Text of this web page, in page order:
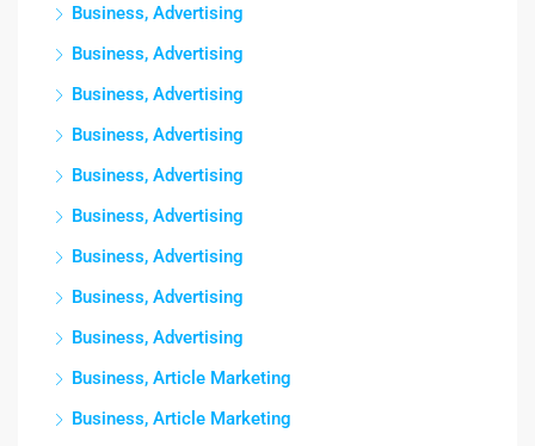
Business, Advertising
Business, Advertising
Business, Advertising
Business, Advertising
Business, Advertising
Business, Advertising
Business, Advertising
Business, Advertising
Business, Advertising
Business, Article Marketing
Business, Article Marketing